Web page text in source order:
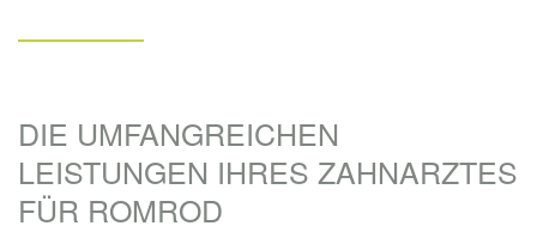
DIE UMFANGREICHEN
LEISTUNGEN IHRES ZAHNARZTES
FÜR ROMROD